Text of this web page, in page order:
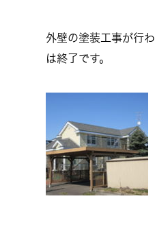
外壁の塗装工事が行
は終了です。